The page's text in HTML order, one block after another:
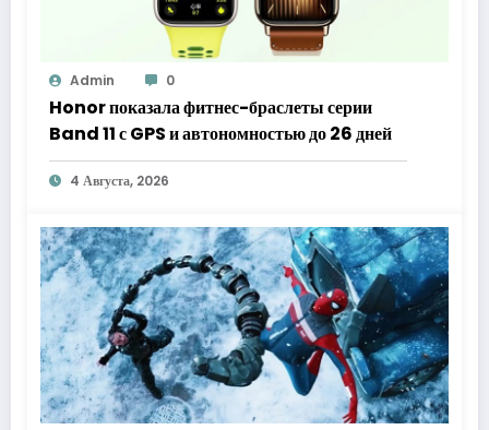
Admin 0
Honor показала фитнес-браслеты серии
Band 11 с GPS и автономностью до 26 дней
4 Августа, 2026